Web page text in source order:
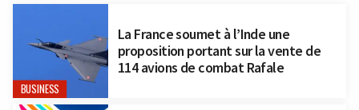
BUSINESS
La France soumet à l’Inde une
proposition portant sur la vente de
114 avions de combat Rafale